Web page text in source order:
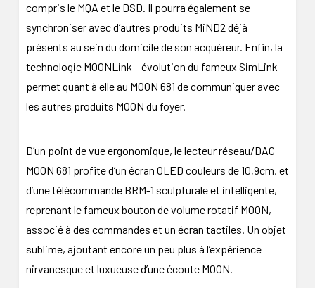
compris le MQA et le DSD. Il pourra également se
synchroniser avec d’autres produits MiND2 déjà
présents au sein du domicile de son acquéreur. Enfin, la
technologie MOONLink – évolution du fameux SimLink –
permet quant à elle au MOON 681 de communiquer avec
les autres produits MOON du foyer.
D’un point de vue ergonomique, le lecteur réseau/DAC
MOON 681 profite d’un écran OLED couleurs de 10,9cm, et
d’une télécommande BRM-1 sculpturale et intelligente,
reprenant le fameux bouton de volume rotatif MOON,
associé à des commandes et un écran tactiles. Un objet
sublime, ajoutant encore un peu plus à l’expérience
nirvanesque et luxueuse d’une écoute MOON.